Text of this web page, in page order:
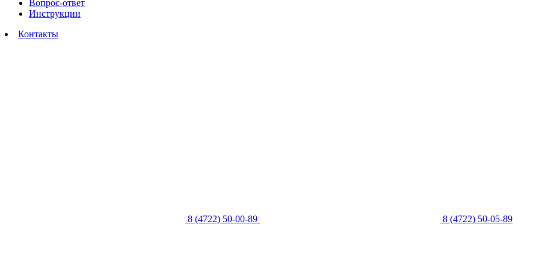
Вопрос-ответ
Инструкции
Контакты
8 (4722) 50-00-89 8 (4722) 50-05-89